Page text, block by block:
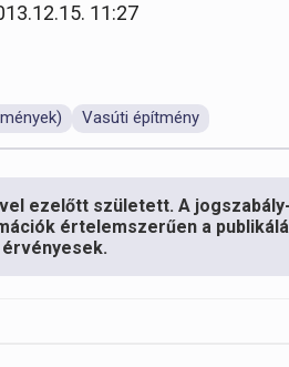
11:27
Vasúti építmény
ezelőtt született. A jogszabály-
értelemszerűen a